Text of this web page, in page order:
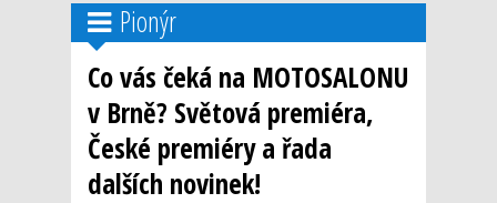
Pionýr
Co vás čeká na MOTOSALONU
v Brně? Světová premiéra,
České premiéry a řada
dalších novinek!